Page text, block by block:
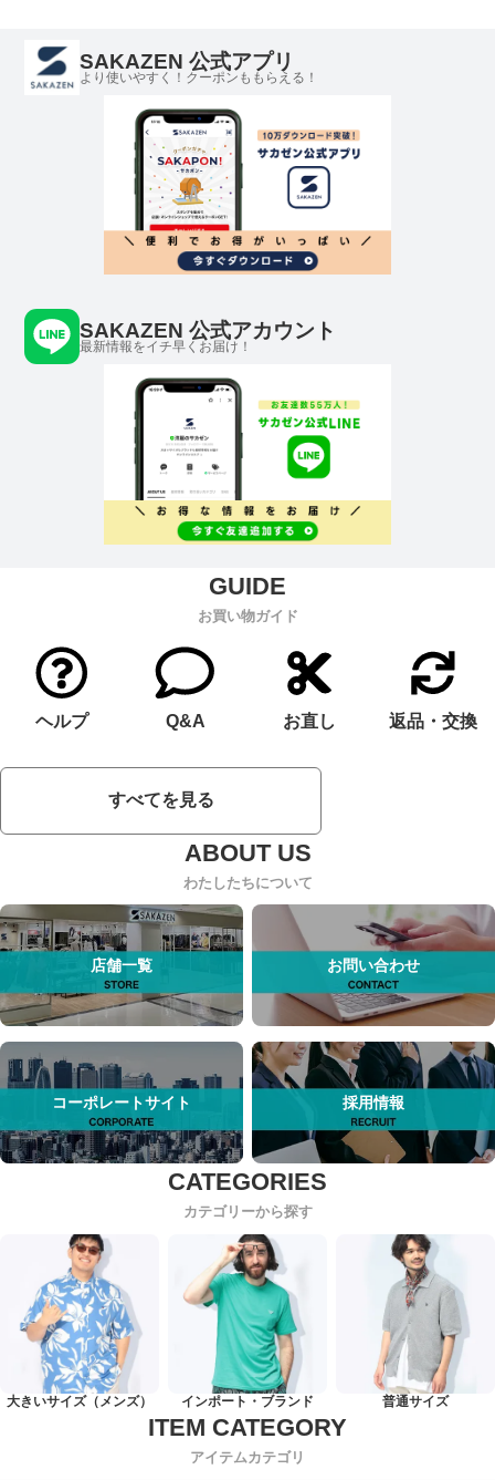
SAKAZEN 公式アプリ
より使いやすく！クーポンももらえる！
SAKAZEN 公式アカウント
最新情報をイチ早くお届け！
お買い物ガイド
ヘルプ Q&A お直し 返品・交換
すべてを見る
わたしたちについて
店舗一覧 お問い合わせ
コーポレートサイト 採用情報
カテゴリーから探す
大きいサイズ（メンズ） インポート・ブランド 普通サイズ
アイテムカテゴリ